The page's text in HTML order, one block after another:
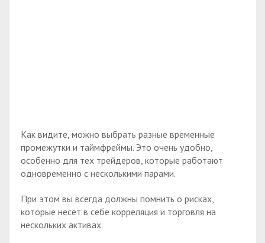
Как видите, можно выбрать разные временные
промежутки и таймфреймы. Это очень удобно,
особенно для тех трейдеров, которые работают
одновременно с несколькими парами.
При этом вы всегда должны помнить о рисках,
которые несет в себе корреляция и торговля на
нескольких активах.